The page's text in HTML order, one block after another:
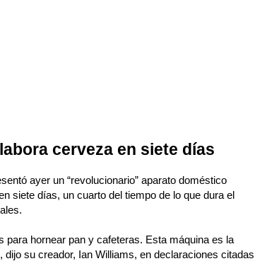
cerveza en siete días
ayer un “revolucionario” aparato doméstico
siete días, un cuarto del tiempo de lo que dura el
para hornear pan y cafeteras. Esta máquina es la
dijo su creador, Ian Williams, en declaraciones citadas